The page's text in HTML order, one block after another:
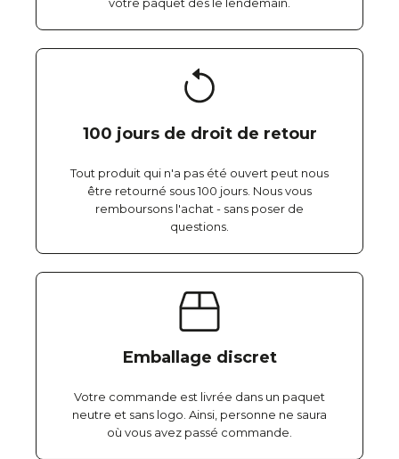
100 jours de droit de retour
Tout produit qui n'a pas été ouvert peut nous
être retourné sous 100 jours. Nous vous
remboursons l'achat - sans poser de
questions.
Emballage discret
Votre commande est livrée dans un paquet
neutre et sans logo. Ainsi, personne ne saura
où vous avez passé commande.